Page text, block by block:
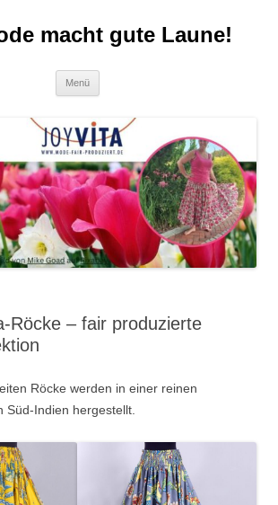
macht gute Laune!
Menü
Röcke – fair produzierte
Röcke werden in einer reinen
Süd-Indien hergestellt.